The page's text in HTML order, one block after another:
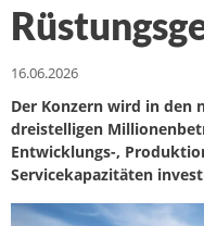
16.06.2026
Der Konzern wird in den
dreistelligen
Entwicklungs-,
Servicekapazitäten